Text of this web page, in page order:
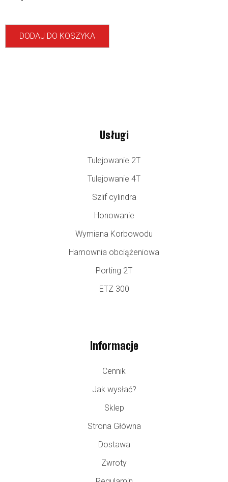
DODAJ DO KOSZYKA
Usługi
Tulejowanie 2T
Tulejowanie 4T
Szlif cylindra
Honowanie
Wymiana Korbowodu
Hamownia obciążeniowa
Porting 2T
ETZ 300
Informacje
Cennik
Jak wysłać?
Sklep
Strona Główna
Dostawa
Zwroty